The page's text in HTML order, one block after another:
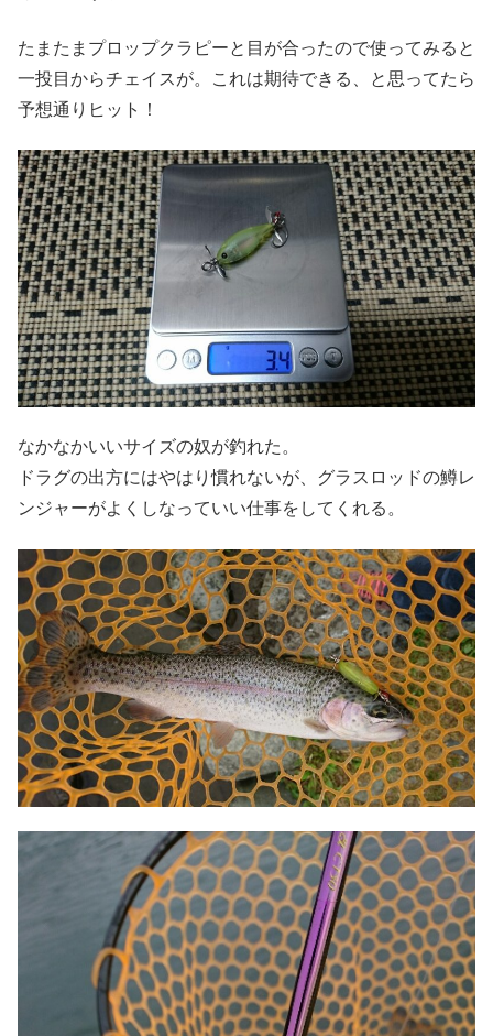
たまたまプロップクラピーと目が合ったので使ってみると
一投目からチェイスが。これは期待できる、と思ってたら
予想通りヒット！
なかなかいいサイズの奴が釣れた。
ドラグの出方にはやはり慣れないが、グラスロッドの鱒レ
ンジャーがよくしなっていい仕事をしてくれる。